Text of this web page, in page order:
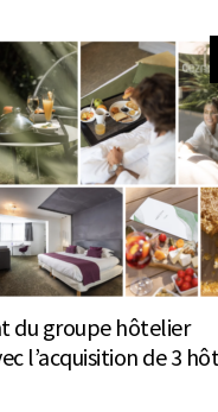
du groupe hôtelier
l’acquisition de 3